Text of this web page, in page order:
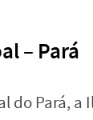
– Pará
do Pará, a